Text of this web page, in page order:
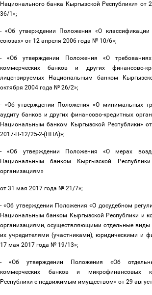
Национального банка Кыргызской Республики» от
36/1»;
- «Об утверждении Положения «О классификации
союзах» от 12 апреля 2006 года № 10/6»;
- «Об утверждении Положения «О
коммерческих банков и других финансово-
лицензируемых Национальным банком
октября 2004 года № 26/2»;
- «Об утверждении Положения «О минимальных
аудиту банков и других финансово-кредитных
Национальным банком Кыргызской Республики»
2017-П-12/25-2-(НПА)»;
- «Об утверждении Положения «О мерах
Национальным банком Кыргызской
организациям»
от 31 мая 2017 года № 21/7»;
- «Об утверждении Положения «О досудебном
Национальным банком Кыргызской Республики и
организациями, осуществляющими отдельные виды
их учредителями (участниками), юридическими и
17 мая 2017 года № 19/13»;
- «Об утверждении Положения «Об
коммерческих банков и микрофинансовых
Республики с недвижимым имуществом» от 29